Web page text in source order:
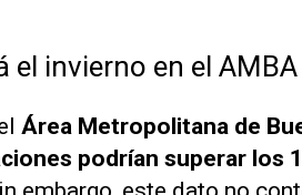
el invierno en el
Área Metropolitana de
podrían superar los